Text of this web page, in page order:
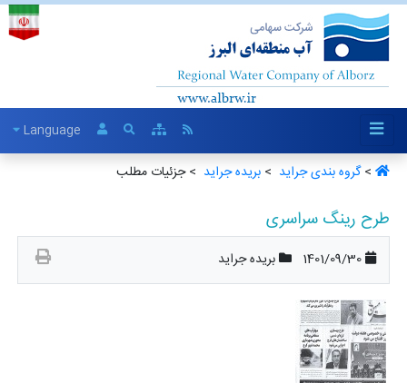
Language
>گروه بندی جراید ‏ >بریده جراید ‏ > جزئیات مطلب
طرح رینگ سراسری
1401/09/30 بریده جراید